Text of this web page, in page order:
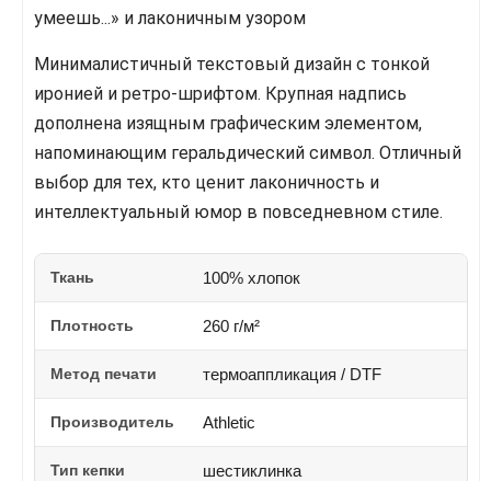
умеешь...» и лаконичным узором
Минималистичный текстовый дизайн с тонкой
иронией и ретро-шрифтом. Крупная надпись
дополнена изящным графическим элементом,
напоминающим геральдический символ. Отличный
выбор для тех, кто ценит лаконичность и
интеллектуальный юмор в повседневном стиле.
Ткань 100% хлопок
Плотность 260 г/м²
Метод печати термоаппликация / DTF
Производитель Athletic
Тип кепки шестиклинка